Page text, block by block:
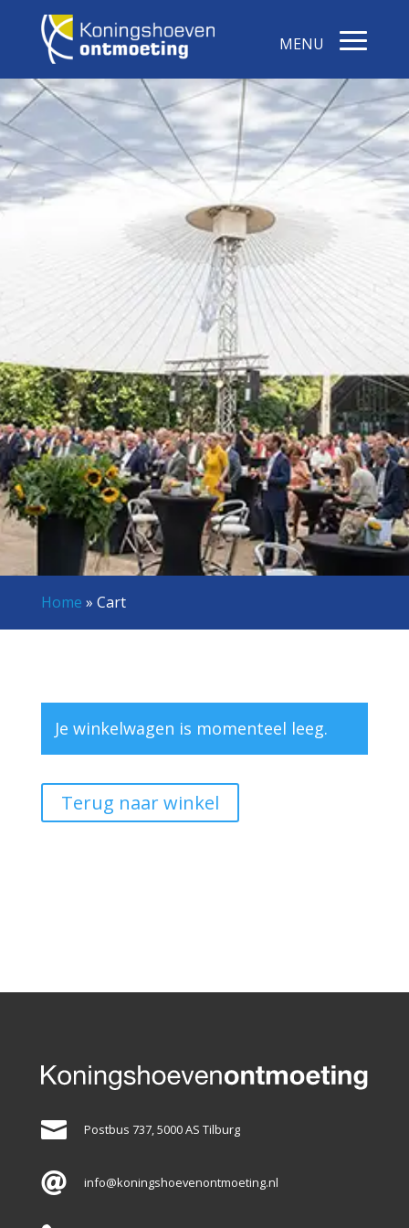
Home » Cart
Je winkelwagen is momenteel leeg.
Terug naar winkel
 Postbus 737, 5000 AS Tilburg
 info@koningshoevenontmoeting.nl